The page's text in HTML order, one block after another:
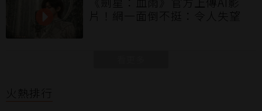
片！網一面倒不挺：令人失望
火熱排行